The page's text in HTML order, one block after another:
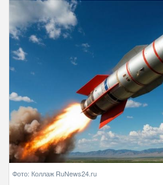
Фото: Коллаж RuNews24.ru